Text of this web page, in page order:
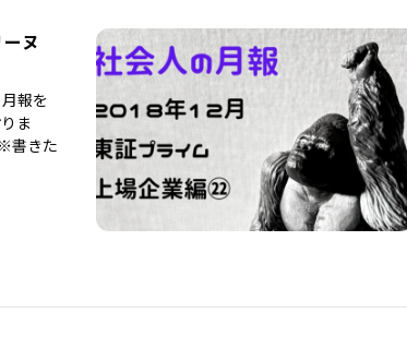
ヌ
報を
ま
書きた